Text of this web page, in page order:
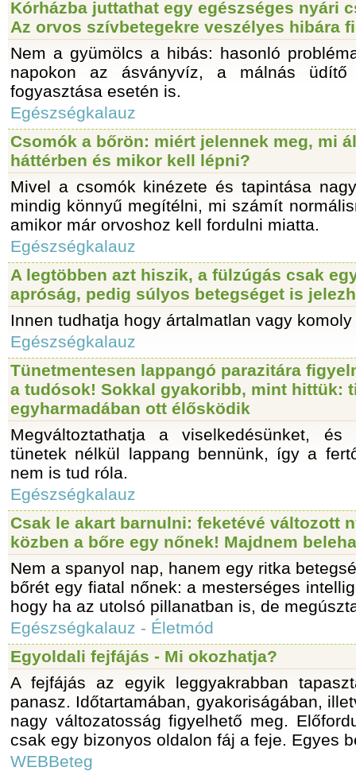
Kórházba juttathat egy egészséges nyári
Az orvos szívbetegekre veszélyes hibára
Nem a gyümölcs a hibás: hasonló
napokon az ásványvíz, a málnás
fogyasztása esetén is.
Egészségkalauz
Csomók a bőrön: miért jelennek meg, mi
háttérben és mikor kell lépni?
Mivel a csomók kinézete és tapintása
mindig könnyű megítélni, mi számít
amikor már orvoshoz kell fordulni miatta.
Egészségkalauz
A legtöbben azt hiszik, a fülzúgás csak
apróság, pedig súlyos betegséget is
Innen tudhatja hogy ártalmatlan vagy
Egészségkalauz
Tünetmentesen lappangó parazitára
a tudósok! Sokkal gyakoribb, mint hittük:
egyharmadában ott élősködik
Megváltoztathatja a viselkedésünket, és
tünetek nélkül lappang bennünk, így a
nem is tud róla.
Egészségkalauz
Csak le akart barnulni: feketévé változott
közben a bőre egy nőnek! Majdnem
Nem a spanyol nap, hanem egy ritka
bőrét egy fiatal nőnek: a mesterséges
hogy ha az utolsó pillanatban is, de
Egészségkalauz - Életmód
Egyoldali fejfájás - Mi okozhatja?
A fejfájás az egyik leggyakrabban
panasz. Időtartamában, gyakoriságában,
nagy változatosság figyelhető meg.
csak egy bizonyos oldalon fáj a feje. Egyes
WEBBeteg